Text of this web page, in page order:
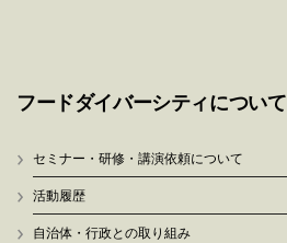
フードダイバーシティについて
セミナー・研修・講演依頼について
活動履歴
自治体・行政との取り組み